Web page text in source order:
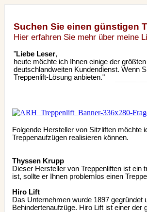
Suchen Sie einen günstigen
Hier erfahren Sie mehr über meine
"Liebe Leser,
heute möchte ich Ihnen einige der
deutschlandweiten Kundendienst. Wenn
Treppenlift-Lösung anbieten."
Folgende Hersteller von Sitzliften möchte
Treppenaufzügen realisieren können.
Thyssen Krupp
Dieser Hersteller von Treppenliften ist ein
ist, sollte er Ihnen problemlos einen
Hiro Lift
Das Unternehmen wurde 1897
Behindertenaufzüge. Hiro Lift ist einer der